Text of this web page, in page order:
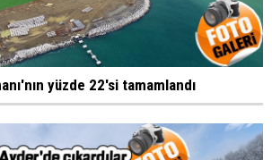
yüzde 22'si tamamlandı